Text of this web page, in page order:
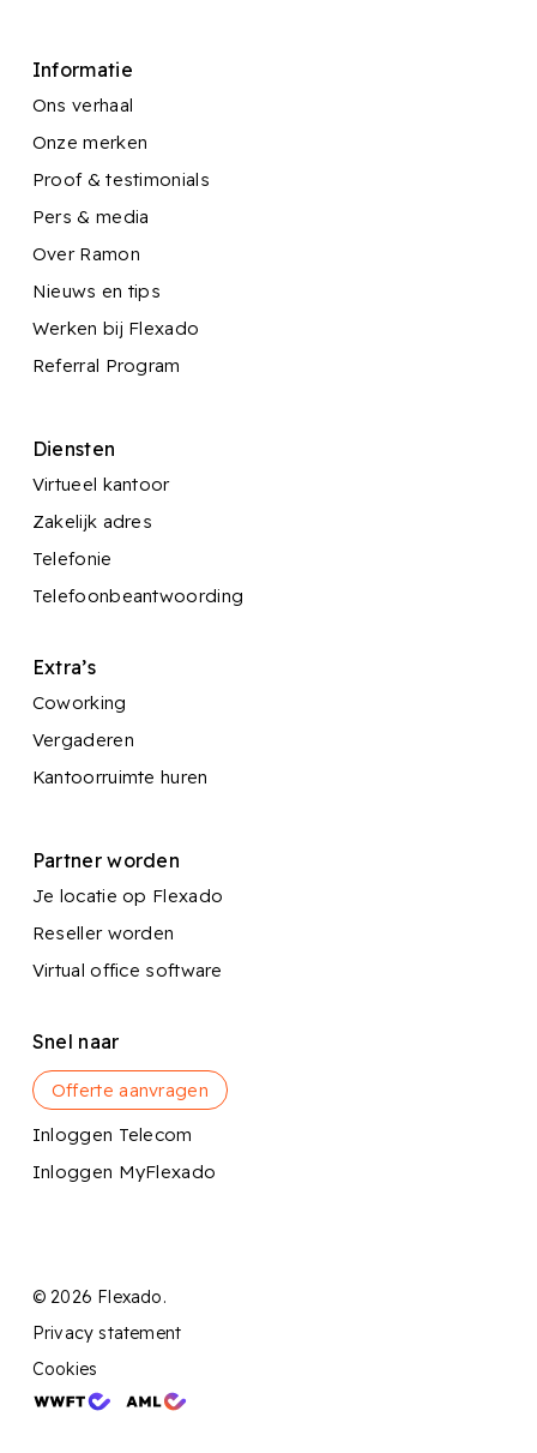
Informatie
Ons verhaal
Onze merken
Proof & testimonials
Pers & media
Over Ramon
Nieuws en tips
Werken bij Flexado
Referral Program
Diensten
Virtueel kantoor
Zakelijk adres
Telefonie
Telefoonbeantwoording
Extra’s
Coworking
Vergaderen
Kantoorruimte huren
Partner worden
Je locatie op Flexado
Reseller worden
Virtual office software
Snel naar
Offerte aanvragen
Inloggen Telecom
Inloggen MyFlexado
© 2026 Flexado.
Privacy statement
Cookies